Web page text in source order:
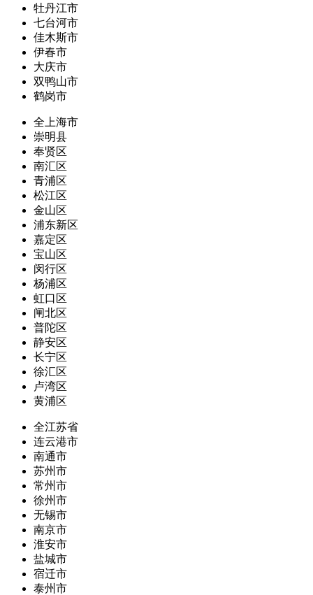
牡丹江市
七台河市
佳木斯市
伊春市
大庆市
双鸭山市
鹤岗市
全上海市
崇明县
奉贤区
南汇区
青浦区
松江区
金山区
浦东新区
嘉定区
宝山区
闵行区
杨浦区
虹口区
闸北区
普陀区
静安区
长宁区
徐汇区
卢湾区
黄浦区
全江苏省
连云港市
南通市
苏州市
常州市
徐州市
无锡市
南京市
淮安市
盐城市
宿迁市
泰州市